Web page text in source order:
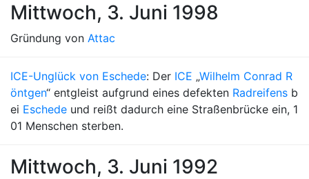
Mittwoch, 3. Juni 1998
Gründung von Attac
ICE-Unglück von Eschede: Der ICE „Wilhelm Conrad R
öntgen“ entgleist aufgrund eines defekten Radreifens b
ei Eschede und reißt dadurch eine Straßenbrücke ein, 1
01 Menschen sterben.
Mittwoch, 3. Juni 1992